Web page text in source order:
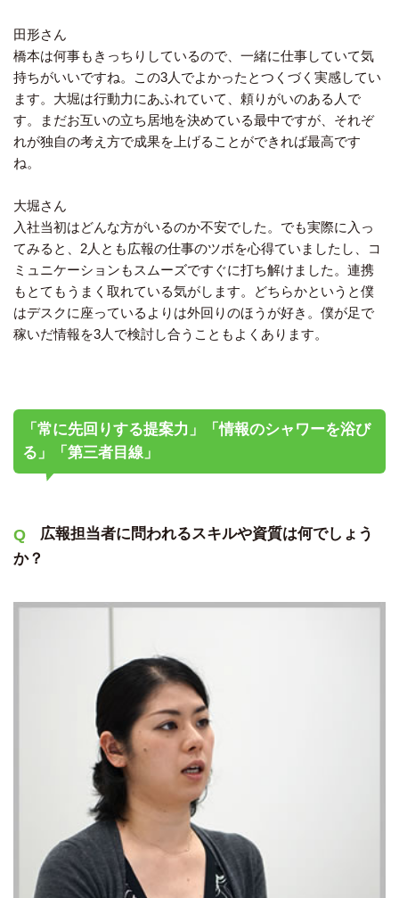
田形さん
橋本は何事もきっちりしているので、一緒に仕事していて気
持ちがいいですね。この3人でよかったとつくづく実感してい
ます。大堀は行動力にあふれていて、頼りがいのある人で
す。まだお互いの立ち居地を決めている最中ですが、それぞ
れが独自の考え方で成果を上げることができれば最高です
ね。
大堀さん
入社当初はどんな方がいるのか不安でした。でも実際に入っ
てみると、2人とも広報の仕事のツボを心得ていましたし、コ
ミュニケーションもスムーズですぐに打ち解けました。連携
もとてもうまく取れている気がします。どちらかというと僕
はデスクに座っているよりは外回りのほうが好き。僕が足で
稼いだ情報を3人で検討し合うこともよくあります。
「常に先回りする提案力」「情報のシャワーを浴び
る」「第三者目線」
広報担当者に問われるスキルや資質は何でしょう
か？